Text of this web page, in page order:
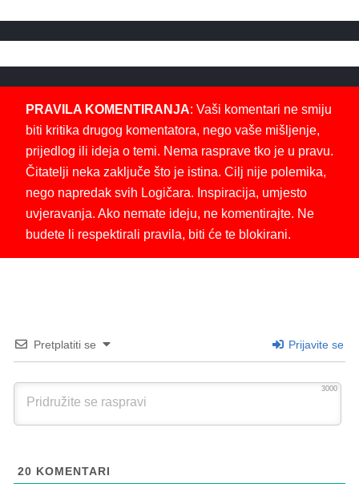
PRAVILA KOMENTIRANJA: Vaši komentari ne smiju
biti kritika drugog komentatora, nego vaše mišljenje,
prijedlog ili ideja o temi. Nema rasprave tko je u pravu.
Čitatelji neka zaključe što je istina. Cilj nije polemika,
nego napredak svih Logičara. Inspiracija, umjesto
uvjeravanja. Ako nemate ideju, ne komentirajte. Ne
budete li respektirali pravila, biti će te blokirani.
Pretplatiti se Prijavite se
3000
20 KOMENTARI